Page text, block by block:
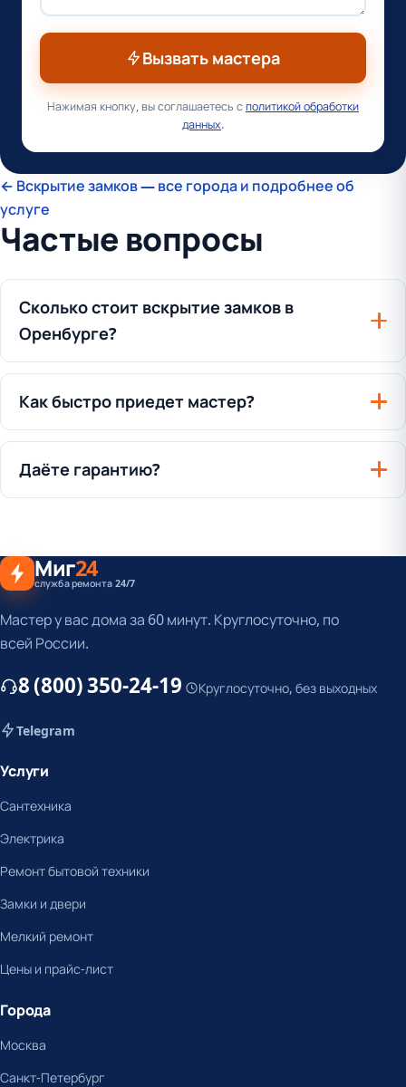
Вызвать мастера
Нажимая кнопку, вы соглашаетесь сполитикой обработки
данных.
← Вскрытие замков — все города и подробнее об
услуге
Частые вопросы
Сколько стоит вскрытие замков в
Оренбурге?
Как быстро приедет мастер?
Даёте гарантию?
Миг24
служба ремонта 24/7
Мастер у вас дома за 60 минут. Круглосуточно, по
всей России.
8 (800) 350-24-19 Круглосуточно, без выходных
Telegram
Услуги
Сантехника
Электрика
Ремонт бытовой техники
Замки и двери
Мелкий ремонт
Цены и прайс-лист
Города
Москва
Санкт-Петербург